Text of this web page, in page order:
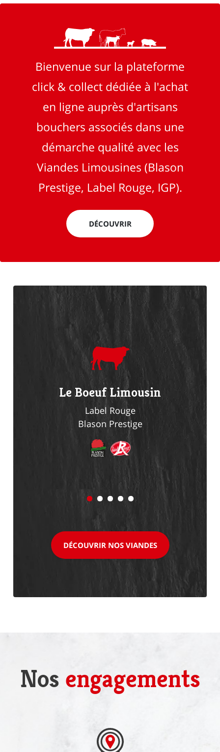
Bienvenue sur la plateforme
click & collect dédiée à l'achat
en ligne auprès d'artisans
bouchers associés dans une
démarche qualité avec les
Viandes Limousines (Blason
Prestige, Label Rouge, IGP).
DÉCOUVRIR
Le Boeuf Limousin
Label Rouge
Blason Prestige
DÉCOUVRIR NOS VIANDES
Nos engagements